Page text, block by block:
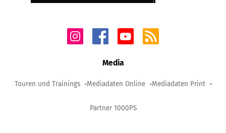
Media
Touren und Trainings Mediadaten Online Mediadaten Print
Partner 1000PS